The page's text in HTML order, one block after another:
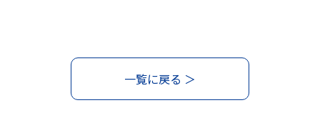
一覧に戻る ＞